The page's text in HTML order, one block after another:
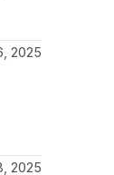
2025
2025